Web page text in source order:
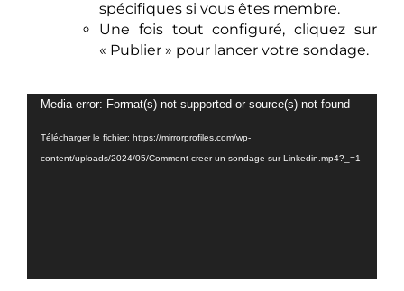
spécifiques si vous êtes membre.
Une fois tout configuré, cliquez sur
« Publier » pour lancer votre sondage.
Lecteur
Media error: Format(s) not supported or source(s) not found
Télécharger le fichier: https://mirrorprofiles.com/wp-
content/uploads/2024/05/Comment-creer-un-sondage-sur-Linkedin.mp4?_=1